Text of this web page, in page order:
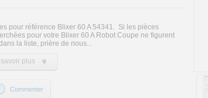
pour référence Blixer 60 A 54341. Si les pièces
pour votre Blixer 60 A Robot Coupe ne figurent
la liste, prière de nous...
savoir plus
Commenter